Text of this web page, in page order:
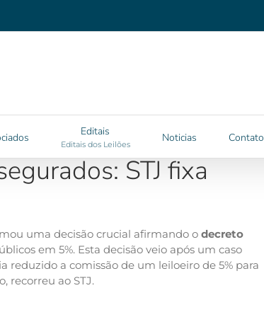
Editais
Editais dos Leilões
Noticias Contato
STJ fixa
uma decisão crucial afirmando o decreto
em 5%. Esta decisão veio após um caso
reduzido a comissão de um leiloeiro de 5% para
recorreu ao STJ.